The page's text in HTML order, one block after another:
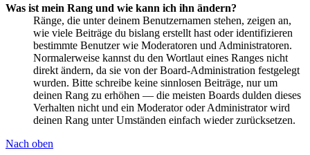
Was ist mein Rang und wie kann ich ihn ändern?
Ränge, die unter deinem Benutzernamen stehen, zeigen an,
wie viele Beiträge du bislang erstellt hast oder identifizieren
bestimmte Benutzer wie Moderatoren und Administratoren.
Normalerweise kannst du den Wortlaut eines Ranges nicht
direkt ändern, da sie von der Board-Administration festgelegt
wurden. Bitte schreibe keine sinnlosen Beiträge, nur um
deinen Rang zu erhöhen — die meisten Boards dulden dieses
Verhalten nicht und ein Moderator oder Administrator wird
deinen Rang unter Umständen einfach wieder zurücksetzen.
Nach oben